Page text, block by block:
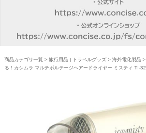
商品カテゴリ一覧 > 旅行用品 | トラベルグッズ> 海外電化製品>
る！カシムラ マルチボルテージヘアードライヤー ミスティ TI-32